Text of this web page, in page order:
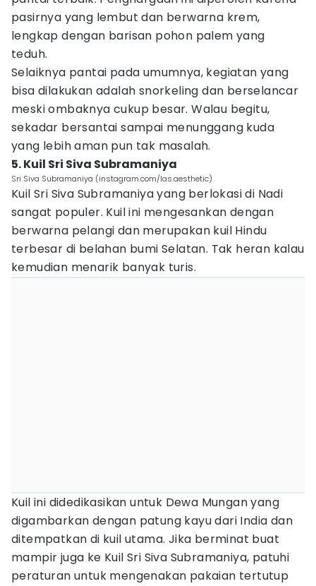
pasirnya yang lembut dan berwarna krem,
lengkap dengan barisan pohon palem yang
teduh.
Selaiknya pantai pada umumnya, kegiatan yang
bisa dilakukan adalah snorkeling dan berselancar
meski ombaknya cukup besar. Walau begitu,
sekadar bersantai sampai menunggang kuda
yang lebih aman pun tak masalah.
5. Kuil Sri Siva Subramaniya
Sri Siva Subramaniya (instagram.com/las.aesthetic)
Kuil Sri Siva Subramaniya yang berlokasi di Nadi
sangat populer. Kuil ini mengesankan dengan
berwarna pelangi dan merupakan kuil Hindu
terbesar di belahan bumi Selatan. Tak heran kalau
kemudian menarik banyak turis.
Kuil ini didedikasikan untuk Dewa Mungan yang
digambarkan dengan patung kayu dari India dan
ditempatkan di kuil utama. Jika berminat buat
mampir juga ke Kuil Sri Siva Subramaniya, patuhi
peraturan untuk mengenakan pakaian tertutup